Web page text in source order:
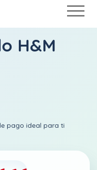
H&M
pago ideal para ti